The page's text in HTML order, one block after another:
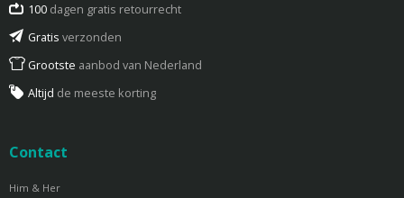
100 dagen gratis retourrecht
Gratis verzonden
Grootste aanbod van Nederland
Altijd de meeste korting
Contact
Him & Her